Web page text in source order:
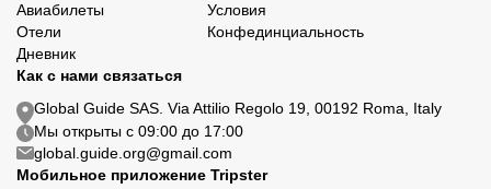
Авиабилеты
Отели
Дневник
Условия
Конфединциальность
Как с нами связаться
Global Guide SAS. Via Attilio Regolo 19, 00192 Roma, Italy
Мы открыты с 09:00 до 17:00
global.guide.org@gmail.com
Мобильное приложение Tripster